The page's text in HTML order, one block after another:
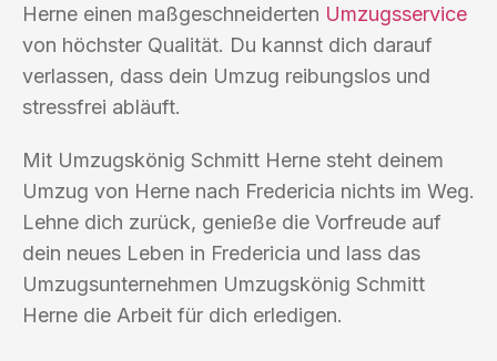
Herne einen maßgeschneiderten Umzugsservice
von höchster Qualität. Du kannst dich darauf
verlassen, dass dein Umzug reibungslos und
stressfrei abläuft.
Mit Umzugskönig Schmitt Herne steht deinem
Umzug von Herne nach Fredericia nichts im Weg.
Lehne dich zurück, genieße die Vorfreude auf
dein neues Leben in Fredericia und lass das
Umzugsunternehmen Umzugskönig Schmitt
Herne die Arbeit für dich erledigen.